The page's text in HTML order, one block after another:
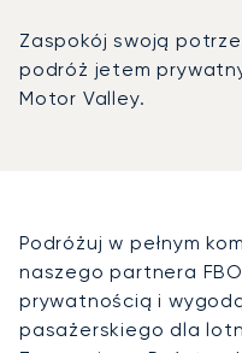
Zaspokój swoją
podróż jetem
Motor Valley.
Podróżuj w pełnym
naszego partnera
prywatnością i
pasażerskiego dla